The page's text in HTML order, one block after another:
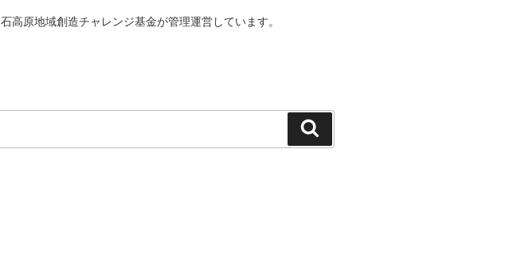
高原地域創造チャレンジ基金が管理運営しています。
索